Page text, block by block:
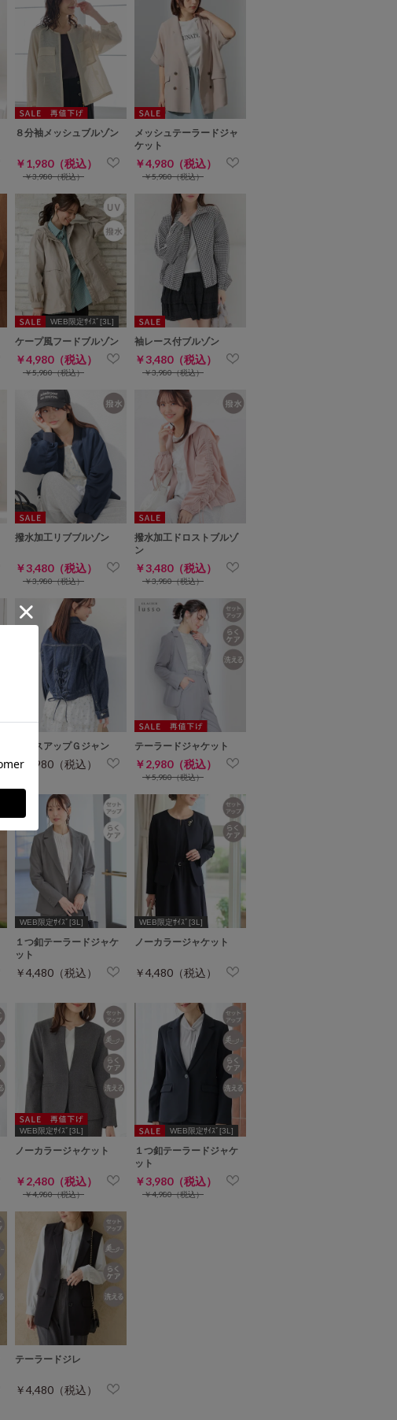
８分袖メッシュブルゾン
￥1,980（税込）
￥3,980（税込）
メッシュテーラードジャ
ケット
￥4,980（税込）
￥5,980（税込）
WEB限定ｻｲｽﾞ[3L]
ケープ風フードブルゾン
￥4,980（税込）
￥5,980（税込）
袖レース付ブルゾン
￥3,480（税込）
￥3,980（税込）
撥水加工リブブルゾン
￥3,480（税込）
￥3,980（税込）
撥水加工ドロストブルゾ
ン
￥3,480（税込）
￥3,980（税込）
レースアップＧジャン
￥3,980（税込）
テーラードジャケット
￥2,980（税込）
￥5,980（税込）
WEB限定ｻｲｽﾞ[3L]
１つ釦テーラードジャケ
ット
￥4,480（税込）
WEB限定ｻｲｽﾞ[3L]
ノーカラージャケット
￥4,480（税込）
WEB限定ｻｲｽﾞ[3L]
ノーカラージャケット
￥2,480（税込）
￥4,980（税込）
WEB限定ｻｲｽﾞ[3L]
１つ釦テーラードジャケ
ット
￥3,980（税込）
￥4,980（税込）
テーラードジレ
￥4,480（税込）